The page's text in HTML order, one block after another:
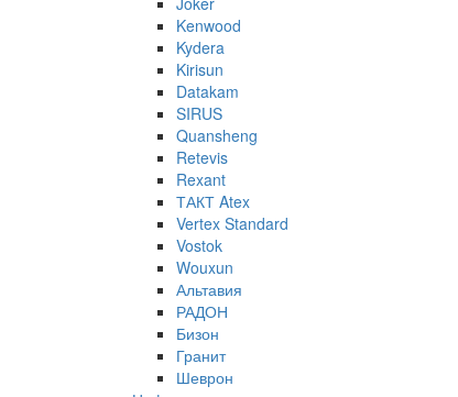
Kenwood
Kydera
Kirisun
Datakam
SIRUS
Quansheng
Retevis
Rexant
ТАКТ Atex
Vertex Standard
Vostok
Wouxun
Альтавия
РАДОН
Бизон
Гранит
Шеврон